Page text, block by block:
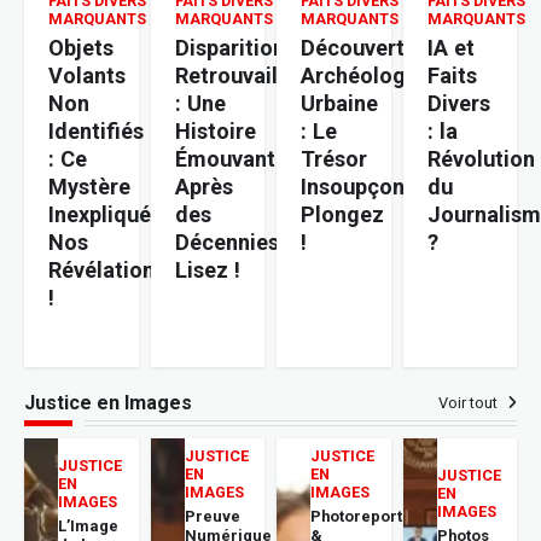
MARQUANTS
Objets
Volants
Non
Identifiés
: Ce
Mystère
Inexpliqué.
Nos
Révélations
!
MARQUANTS
Disparition
Retrouvailles
: Une
Histoire
Émouvante
Après
des
Décennies.
Lisez !
MARQUANTS
Découverte
Archéologique
Urbaine
: Le
Trésor
Insoupçonné.
Plongez
!
MARQUANTS
IA et
Faits
Divers
: la
Révolution
du
?
Justice en Images Voir tout
JUSTICE
EN
IMAGES
L’Image
JUSTICE
EN
IMAGES
Preuve
Numérique
JUSTICE
EN
IMAGES
Photoreportage
&
JUSTICE
EN
IMAGES
Photos